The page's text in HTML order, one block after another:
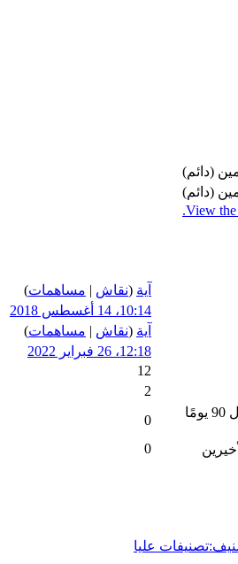
(دائم)
(دائم)
View the
آية (نقاش | مساهمات)
10:14، 14 أغسطس 2018
آية (نقاش | مساهمات)
12:18، 26 فبراير 2022
12
2
عدد التعديلات الأخيرة (خلال 90 يومًا
0
0
عليا